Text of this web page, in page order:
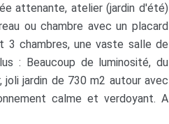
attenante, atelier (jardin d'été)
ou chambre avec un placard
3 chambres, une vaste salle de
: Beaucoup de luminosité, du
jardin de 730 m2 autour avec
calme et verdoyant. A